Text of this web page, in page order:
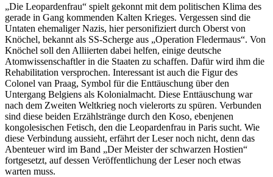
„Die Leopardenfrau“ spielt gekonnt mit dem politischen Klima des
gerade in Gang kommenden Kalten Krieges. Vergessen sind die
Untaten ehemaliger Nazis, hier personifiziert durch Oberst von
Knöchel, bekannt als SS-Scherge aus „Operation Fledermaus“. Von
Knöchel soll den Alliierten dabei helfen, einige deutsche
Atomwissenschaftler in die Staaten zu schaffen. Dafür wird ihm die
Rehabilitation versprochen. Interessant ist auch die Figur des
Colonel van Praag, Symbol für die Enttäuschung über den
Untergang Belgiens als Kolonialmacht. Diese Enttäuschung war
nach dem Zweiten Weltkrieg noch vielerorts zu spüren. Verbunden
sind diese beiden Erzählstränge durch den Koso, ebenjenen
kongolesischen Fetisch, den die Leopardenfrau in Paris sucht. Wie
diese Verbindung aussieht, erfährt der Leser noch nicht, denn das
Abenteuer wird im Band „Der Meister der schwarzen Hostien“
fortgesetzt, auf dessen Veröffentlichung der Leser noch etwas
warten muss.